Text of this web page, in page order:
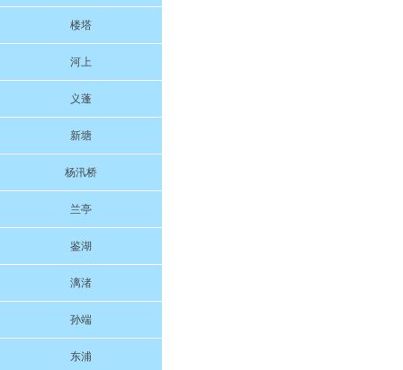
楼塔
河上
义蓬
新塘
杨汛桥
兰亭
鉴湖
漓渚
孙端
东浦